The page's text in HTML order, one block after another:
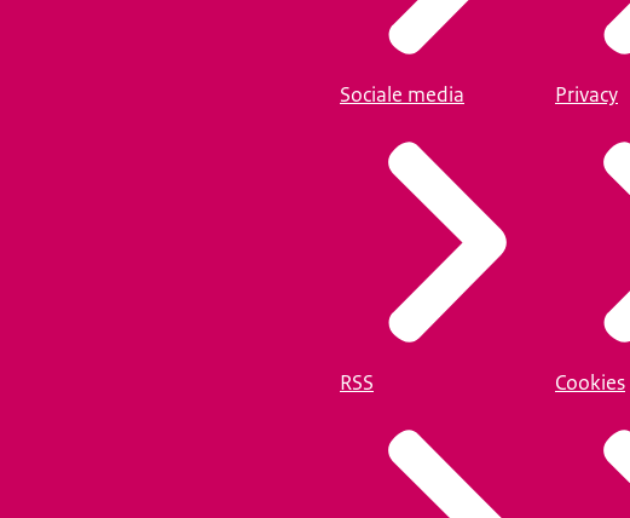
Sociale media
RSS
Privacy
Cookies